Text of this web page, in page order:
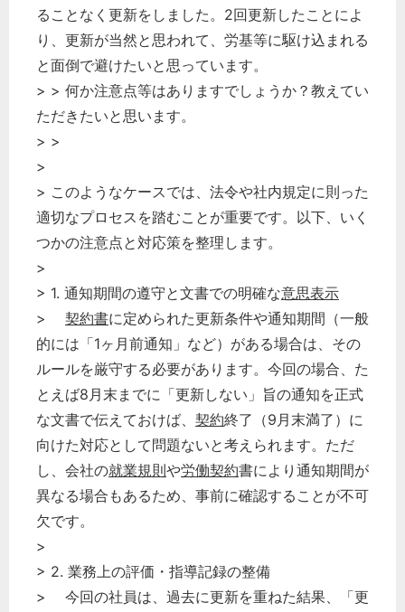
ることなく更新をしました。2回更新したことによ
り、更新が当然と思われて、労基等に駆け込まれる
と面倒で避けたいと思っています。
> > 何か注意点等はありますでしょうか？教えてい
ただきたいと思います。
> >
>
> このようなケースでは、法令や社内規定に則った
適切なプロセスを踏むことが重要です。以下、いく
つかの注意点と対応策を整理します。
>
> 1. 通知期間の遵守と文書での明確な意思表示
> 契約書に定められた更新条件や通知期間（一般
的には「1ヶ月前通知」など）がある場合は、その
ルールを厳守する必要があります。今回の場合、た
とえば8月末までに「更新しない」旨の通知を正式
な文書で伝えておけば、 契約終了（9月末満了）に
向けた対応として問題ないと考えられます。ただ
し、会社の就業規則や労働契約書により通知期間が
異なる場合もあるため、事前に確認することが不可
欠です。
>
> 2. 業務上の評価・指導記録の整備
> 今回の社員は、過去に更新を重ねた結果、「更